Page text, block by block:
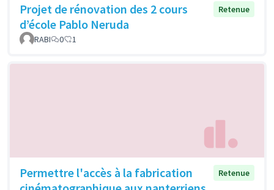
Projet de rénovation des 2 cours
d’école Pablo Neruda
Retenue
RABI 0 1
Permettre l'accès à la fabrication
Retenue